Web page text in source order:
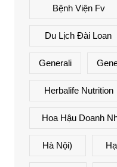
Bệnh Viện Fv
Du Lịch Đài Loan
Generali
Herbalife Nutrition
Hoa Hậu Doanh
Hà Nội)